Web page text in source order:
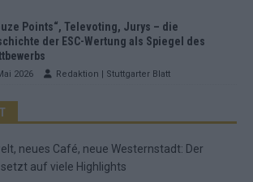
Points“, Televoting, Jurys – die
der ESC-Wertung als Spiegel des
2026 Redaktion | Stuttgarter Blatt